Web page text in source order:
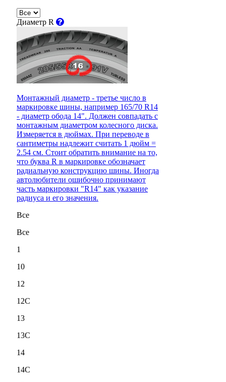
Диаметр R
Монтажный диаметр - третье число в
маркировке шины, например 165/70 R14
- диаметр обода 14". Должен совпадать с
монтажным диаметром колесного диска.
Измеряется в дюймах. При переводе в
сантиметры надлежит считать 1 дюйм =
2.54 см. Стоит обратить внимание на то,
что буква R в маркировке обозначает
радиальную конструкцию шины. Иногда
автолюбители ошибочно принимают
часть маркировки "R14" как указание
радиуса и его значения.
Все
Все
1
10
12
12C
13
13C
14
14C